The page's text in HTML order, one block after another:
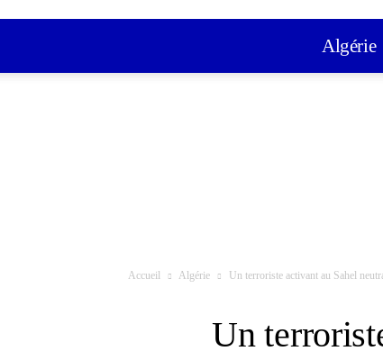
Algérie
Accueil Algérie Un terroriste activant au Sahel
Un